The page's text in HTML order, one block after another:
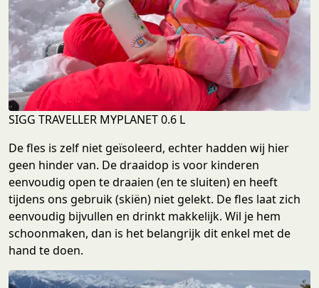
SIGG TRAVELLER MYPLANET 0.6 L
De fles is zelf niet geïsoleerd, echter hadden wij hier
geen hinder van. De draaidop is voor kinderen
eenvoudig open te draaien (en te sluiten) en heeft
tijdens ons gebruik (skiën) niet gelekt. De fles laat zich
eenvoudig bijvullen en drinkt makkelijk. Wil je hem
schoonmaken, dan is het belangrijk dit enkel met de
hand te doen.